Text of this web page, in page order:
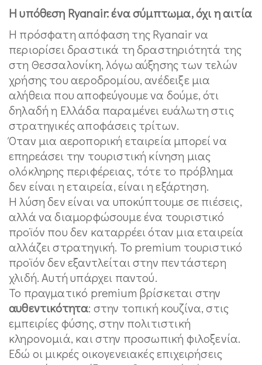
Η υπόθεση Ryanair: ένα σύμπτωμα, όχι η αιτία
Η πρόσφατη απόφαση της Ryanair να
περιορίσει δραστικά τη δραστηριότητά της
στη Θεσσαλονίκη, λόγω αύξησης των τελών
χρήσης του αεροδρομίου, ανέδειξε μια
αλήθεια που αποφεύγουμε να δούμε, ότι
δηλαδή η Ελλάδα παραμένει ευάλωτη στις
στρατηγικές αποφάσεις τρίτων.
Όταν μια αεροπορική εταιρεία μπορεί να
επηρεάσει την τουριστική κίνηση μιας
ολόκληρης περιφέρειας, τότε το πρόβλημα
δεν είναι η εταιρεία, είναι η εξάρτηση.
Η λύση δεν είναι να υποκύπτουμε σε πιέσεις,
αλλά να διαμορφώσουμε ένα τουριστικό
προϊόν που δεν καταρρέει όταν μια εταιρεία
αλλάζει στρατηγική. Το premium τουριστικό
προϊόν δεν εξαντλείται στην πεντάστερη
χλιδή. Αυτή υπάρχει παντού.
Το πραγματικό premium βρίσκεται στην
αυθεντικότητα: στην τοπική κουζίνα, στις
εμπειρίες φύσης, στην πολιτιστική
κληρονομιά, και στην προσωπική φιλοξενία.
Εδώ οι μικρές οικογενειακές επιχειρήσεις